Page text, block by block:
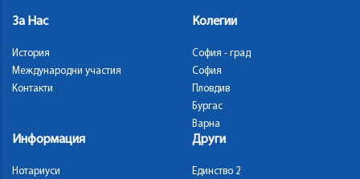
За Нас
История
Международни участия
Контакти
Колегии
София - град
София
Пловдив
Бургас
Варна
Информация
Нотариуси
Други
Единство 2